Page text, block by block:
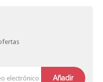
Añadir